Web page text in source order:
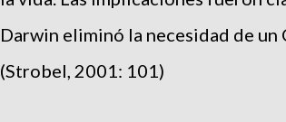
Darwin eliminó la necesidad de
(Strobel, 2001: 101)